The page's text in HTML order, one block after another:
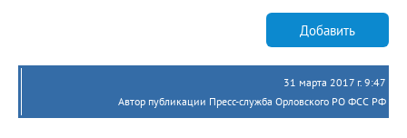
Добавить
31 марта 2017 г. 9:47
Автор публикации Пресс-служба Орловского РО ФСС РФ